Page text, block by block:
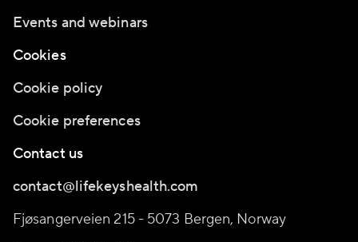
Events and webinars
Cookies
Cookie policy
Cookie preferences
Contact us
contact@lifekeyshealth.com
Fjøsangerveien 215 - 5073 Bergen, Norway